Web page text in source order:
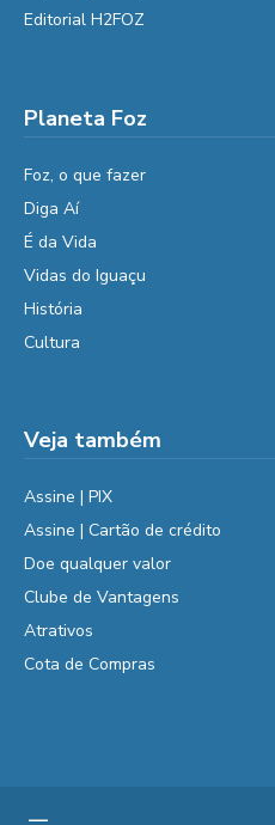
Editorial H2FOZ
Planeta Foz
Foz, o que fazer
Diga Aí
É da Vida
Vidas do Iguaçu
História
Cultura
Veja também
Assine | PIX
Assine | Cartão de crédito
Doe qualquer valor
Clube de Vantagens
Atrativos
Cota de Compras